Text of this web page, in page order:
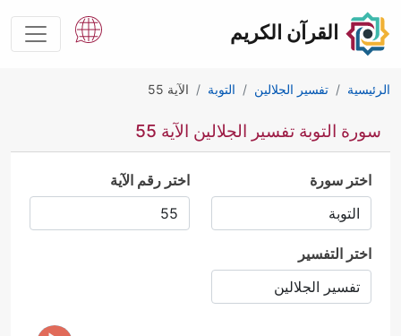
القرآن الكريم
الرئيسية تفسير الجلالين التوبة الآية 55
سورة التوبة تفسير الجلالين الآية 55
اختر سورة اختر رقم الآية
اختر التفسير